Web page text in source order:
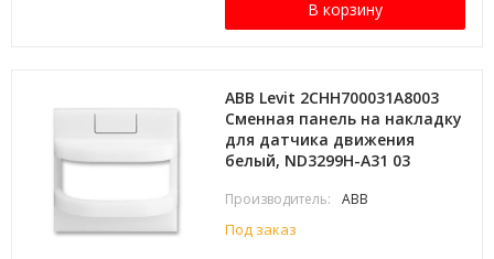
В корзину
ABB Levit 2CHH700031A8003
Сменная панель на накладку
для датчика движения
белый, ND3299H-A31 03
Производитель: ABB
Под заказ